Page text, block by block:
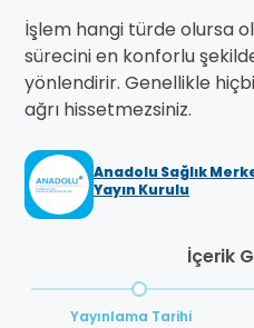
İşlem hangi türde olursa
sürecini en konforlu
yönlendirir. Genellikle
ağrı hissetmezsiniz.
Anadolu Sağlık
Yayın Kurulu
İçerik
Yayınlama Tarihi